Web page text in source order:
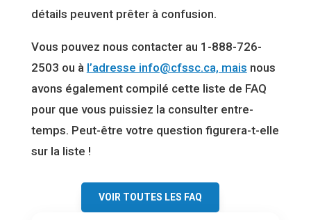
détails peuvent prêter à confusion.
Vous pouvez nous contacter au 1-888-726-
2503 ou à l’adresse info@cfssc.ca, mais nous
avons également compilé cette liste de FAQ
pour que vous puissiez la consulter entre-
temps. Peut-être votre question figurera-t-elle
sur la liste !
VOIR TOUTES LES FAQ